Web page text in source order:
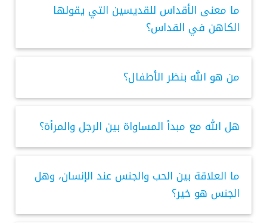
ما معنى الأقداس للقديسين التي يقولها
الكاهن في القداس؟
من هو الله بنظر الأطفال؟
هل الله مع مبدأ المساواة بين الرجل والمرأة؟
ما العلاقة بين الحب والجنس عند الإنسان، وهل
الجنس هو خير؟